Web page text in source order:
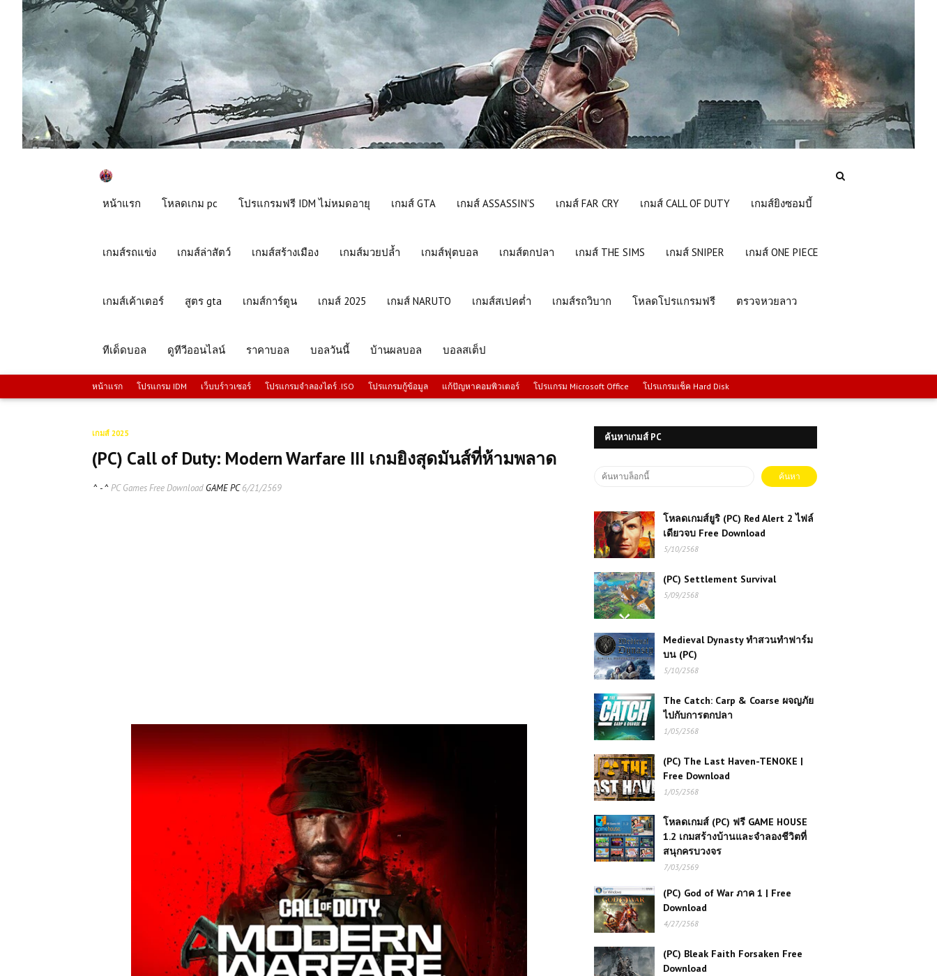
หน้าแรก โหลดเกม pc โปรแกรมฟรี IDM ไม่หมดอายุ เกมส์ GTA เกมส์ ASSASSIN'S เกมส์ FAR CRY เกมส์ CALL OF DUTY เกมส์ยิงซอมบี้
เกมส์รถแข่ง เกมส์ล่าสัตว์ เกมส์สร้างเมือง เกมส์มวยปล้ำ เกมส์ฟุตบอล เกมส์ตกปลา เกมส์ THE SIMS เกมส์ SNIPER เกมส์ ONE PIECE
เกมส์เค้าเตอร์ สูตร gta เกมส์การ์ตูน เกมส์ 2025 เกมส์ NARUTO เกมส์สเปคต่ำ เกมส์รถวิบาก โหลดโปรแกรมฟรี ตรวจหวยลาว
ทีเด็ดบอล ดูทีวีออนไลน์ ราคาบอล บอลวันนี้ บ้านผลบอล บอลสเต็ป
หน้าแรก โปรแกรม IDM เว็บบร์าวเซอร์ โปรแกรมจำลองไดร์ .ISO โปรแกรมกู้ข้อมูล แก้ปัญหาคอมพิวเตอร์ โปรแกรม Microsoft Office โปรแกรมเช็ค Hard Disk
เกมส์ 2025
(PC) Call of Duty: Modern Warfare III เกมยิงสุดมันส์ที่ห้ามพลาด
^ - ^ PC Games Free Download GAME PC6/21/2569
ค้นหาเกมส์ PC
โหลดเกมส์ยูริ (PC) Red Alert 2 ไฟล์
เดียวจบ Free Download
5/10/2568
(PC) Settlement Survival
5/09/2568
Medieval Dynasty ทำสวนทำฟาร์ม
บน (PC)
5/10/2568
The Catch: Carp & Coarse ผจญภัย
ไปกับการตกปลา
1/05/2568
(PC) The Last Haven-TENOKE |
Free Download
1/05/2568
โหลดเกมส์ (PC) ฟรี GAME HOUSE
1.2 เกมสร้างบ้านและจำลองชีวิตที่
สนุกครบวงจร
7/03/2569
(PC) God of War ภาค 1 | Free
Download
4/27/2568
(PC) Bleak Faith Forsaken Free
Download